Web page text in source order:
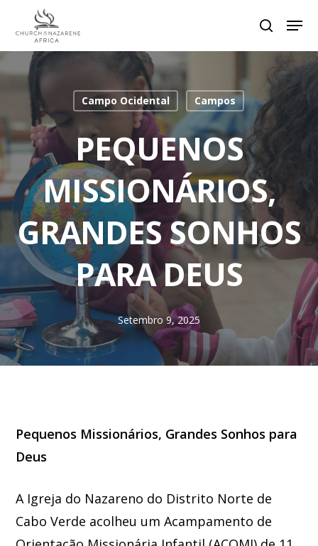
Hit enter to search or ESC to close
Campo Ocidental Campos
PEQUENOS
MISSIONÁRIOS,
GRANDES SONHOS
PARA DEUS
Setembro 9, 2025
Pequenos Missionários, Grandes Sonhos para
Deus
A Igreja do Nazareno do Distrito Norte de
Cabo Verde acolheu um Acampamento de